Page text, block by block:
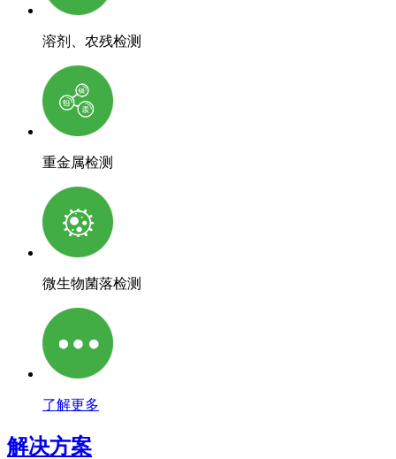
溶剂、农残检测
重金属检测
微生物菌落检测
了解更多
解决方案